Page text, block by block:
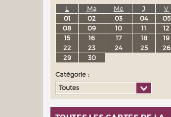
L
Ma Me J V
01
02 03 04 05
08
09 10 11 12
15
16 17 18 19
22
23 24 25 26
29
30
Catégorie :
Toutes